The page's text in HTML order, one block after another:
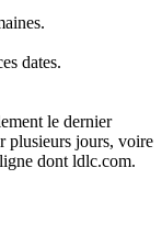
dates.
le dernier
plusieurs jours, voire
dont ldlc.com.